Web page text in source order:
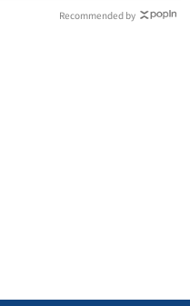
Recommended by